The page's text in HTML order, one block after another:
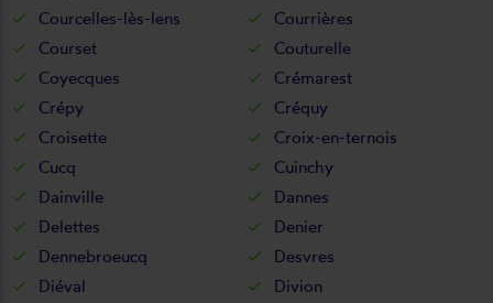
Courcelles-lès-lens
Courrières
Courset
Couturelle
Coyecques
Crémarest
Crépy
Créquy
Croisette
Croix-en-ternois
Cucq
Cuinchy
Dainville
Dannes
Delettes
Denier
Dennebroeucq
Desvres
Diéval
Divion